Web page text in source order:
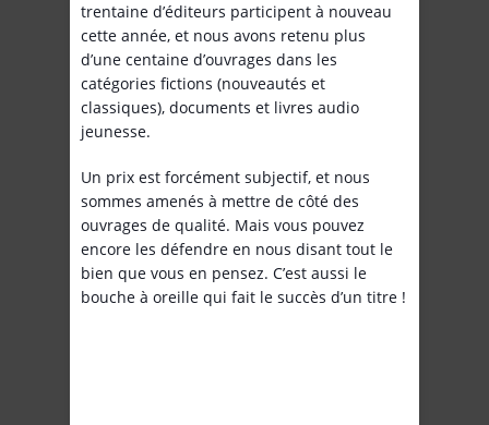
trentaine d’éditeurs participent à nouveau
cette année, et nous avons retenu plus
d’une centaine d’ouvrages dans les
catégories fictions (nouveautés et
classiques), documents et livres audio
jeunesse.
Un prix est forcément subjectif, et nous
sommes amenés à mettre de côté des
ouvrages de qualité. Mais vous pouvez
encore les défendre en nous disant tout le
bien que vous en pensez. C’est aussi le
bouche à oreille qui fait le succès d’un titre !